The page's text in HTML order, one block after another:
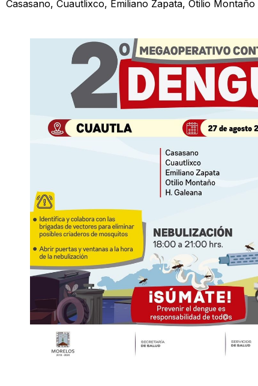
Casasano, Cuautlixco, Emiliano Zapata, Otilio Montaño